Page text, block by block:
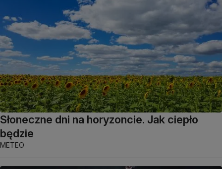
Słoneczne dni na horyzoncie. Jak ciepło
będzie
METEO